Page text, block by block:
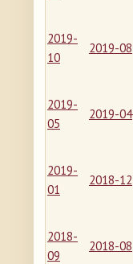
2019-
10
2019-08
2019-
05
2019-04
2019-
01
2018-12
2018-
09
2018-08